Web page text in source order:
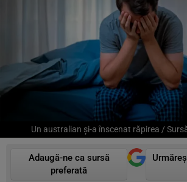
Un australian și-a înscenat răpirea /
Adaugă-ne ca sursă
preferată